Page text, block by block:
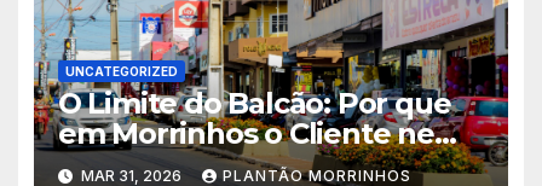
UNCATEGORIZED
O Limite do Balcão: Por que
em Morrinhos o Cliente nem
Sempre tem Razão
MAR 31, 2026 PLANTÃO MORRINHOS